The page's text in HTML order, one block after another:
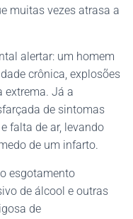
muitas vezes atrasa a
alertar: um homem
crônica, explosões
extrema. Já a
de sintomas
falta de ar, levando
de um infarto.
esgotamento
de álcool e outras
de